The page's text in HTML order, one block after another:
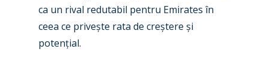
ca un rival redutabil pentru Emirates în
ceea ce privește rata de creștere și
potențial.
Industry